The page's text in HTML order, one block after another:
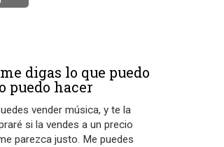
digas lo que puedo
puedo hacer
vender música, y te la
si la vendes a un precio
parezca justo. Me puedes